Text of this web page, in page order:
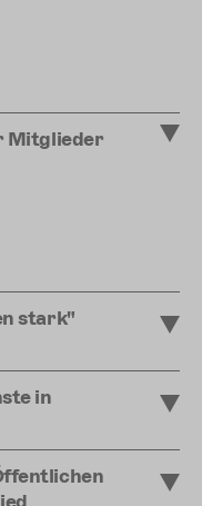
Mitglieder
stark"
in